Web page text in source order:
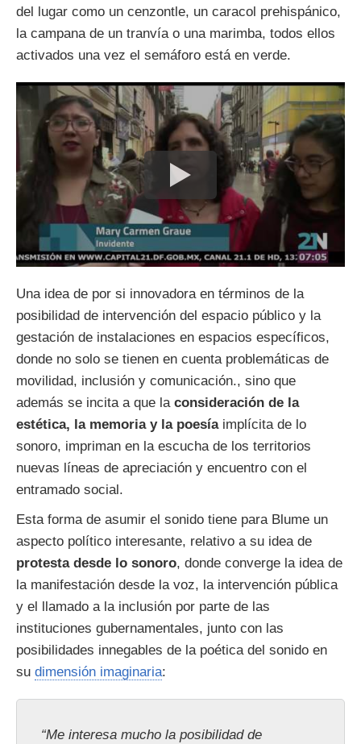
del lugar como un cenzontle, un caracol prehispánico,
la campana de un tranvía o una marimba, todos ellos
activados una vez el semáforo está en verde.
Una idea de por si innovadora en términos de la
posibilidad de intervención del espacio público y la
gestación de instalaciones en espacios específicos,
donde no solo se tienen en cuenta problemáticas de
movilidad, inclusión y comunicación., sino que
además se incita a que la consideración de la
estética, la memoria y la poesíaimplícita de lo
sonoro, impriman en la escucha de los territorios
nuevas líneas de apreciación y encuentro con el
entramado social.
Esta forma de asumir el sonido tiene para Blume un
aspecto político interesante, relativo a su idea de
protesta desde lo sonoro, donde converge la idea de
la manifestación desde la voz, la intervención pública
y el llamado a la inclusión por parte de las
instituciones gubernamentales, junto con las
posibilidades innegables de la poética del sonido en
su dimensión imaginaria:
“Me interesa mucho la posibilidad de